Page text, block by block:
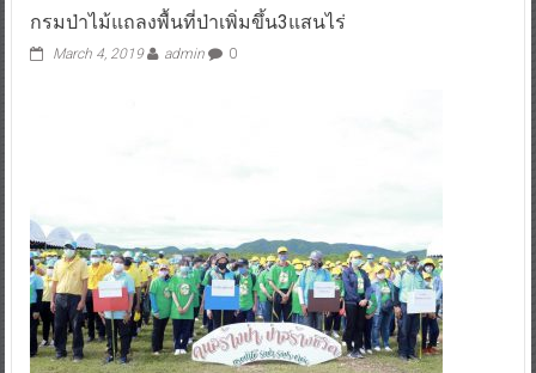
กรมป่าไม้แถลงพื้นที่ป่าเพิ่มขึ้น3แสนไร่
March 4, 2019 admin 0